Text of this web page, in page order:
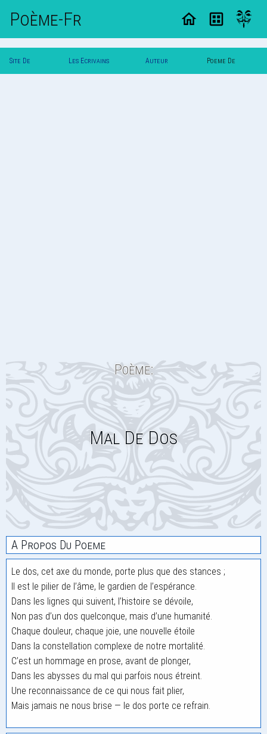
Poème-Fr
Site De Les Ecrivains Auteur Poeme De
Poème:
Mal De Dos
A Propos Du Poeme
Le dos, cet axe du monde, porte plus que des stances ;
Il est le pilier de l’âme, le gardien de l’espérance.
Dans les lignes qui suivent, l’histoire se dévoile,
Non pas d’un dos quelconque, mais d’une humanité.
Chaque douleur, chaque joie, une nouvelle étoile
Dans la constellation complexe de notre mortalité.
C’est un hommage en prose, avant de plonger,
Dans les abysses du mal qui parfois nous étreint.
Une reconnaissance de ce qui nous fait plier,
Mais jamais ne nous brise — le dos porte ce refrain.